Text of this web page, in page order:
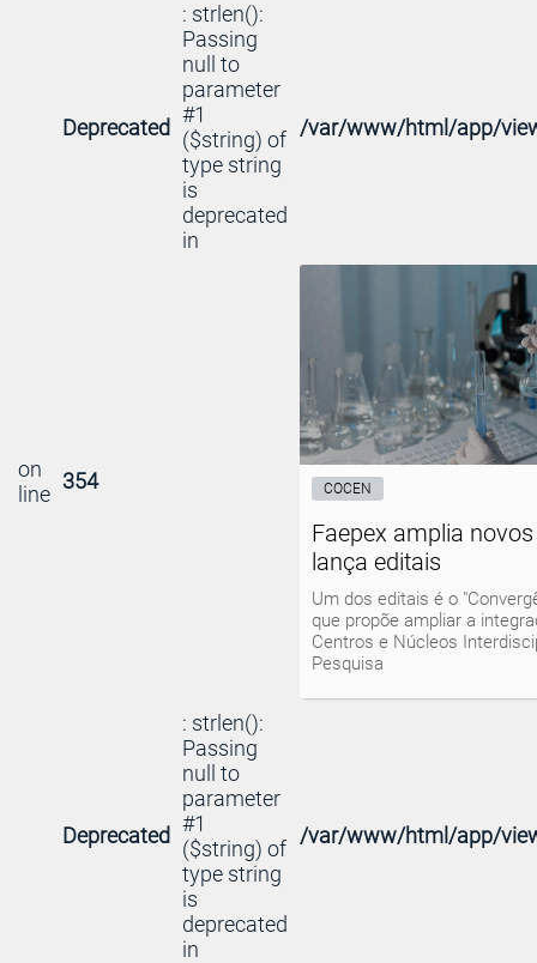
Deprecated
: strlen():
Passing
null to
parameter
#1
($string) of
type string
is
deprecated
in
/var/www/html/app/
on
line 354 COCEN
Faepex amplia
lança editais
Um dos editais é o
que propõe ampliar a
Centros e Núcleos
Pesquisa
Deprecated
: strlen():
Passing
null to
parameter
#1
($string) of
type string
is
deprecated
in
/var/www/html/app/